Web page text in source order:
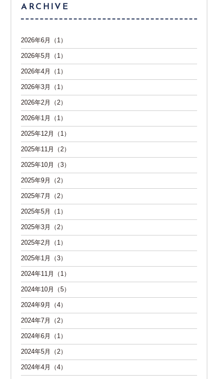
ARCHIVE
2026年6月（1）
2026年5月（1）
2026年4月（1）
2026年3月（1）
2026年2月（2）
2026年1月（1）
2025年12月（1）
2025年11月（2）
2025年10月（3）
2025年9月（2）
2025年7月（2）
2025年5月（1）
2025年3月（2）
2025年2月（1）
2025年1月（3）
2024年11月（1）
2024年10月（5）
2024年9月（4）
2024年7月（2）
2024年6月（1）
2024年5月（2）
2024年4月（4）